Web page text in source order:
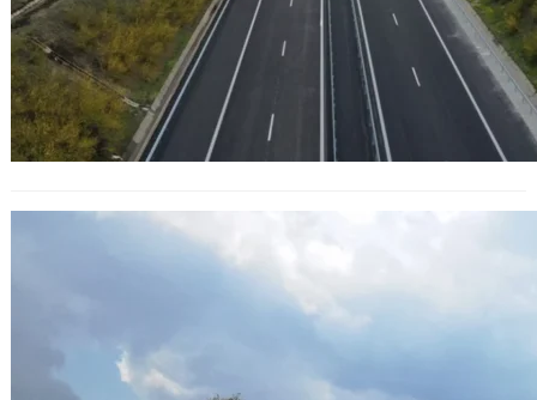
транспортна връзка с Бургас е
критична за развитието на
общините по Черноморие